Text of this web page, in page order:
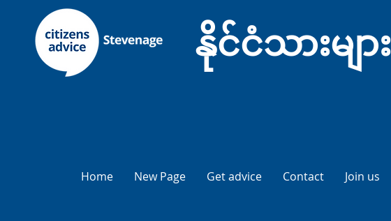
နိုင်ငံသားမျ
Home New Page Get advice Contact Join us